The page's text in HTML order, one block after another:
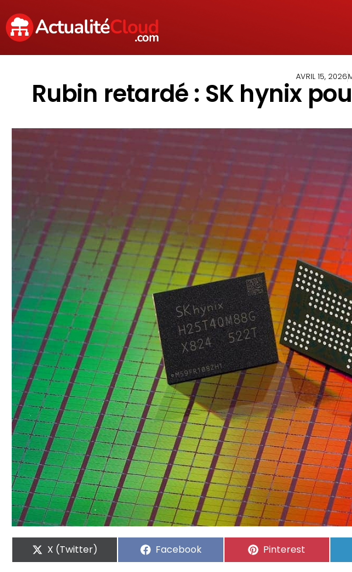
AVRIL 15, 2026
Rubin retardé : SK hynix
X (Twitter) Facebook Pinterest